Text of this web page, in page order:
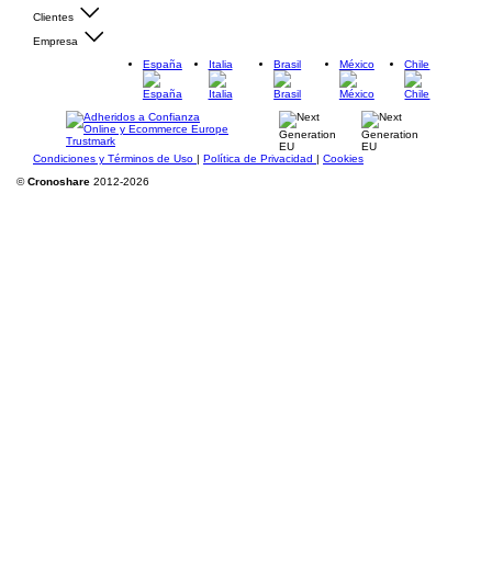
Clientes
Empresa
España
Italia Brasil México Chile
Condiciones y Términos de Uso | Política de Privacidad | Cookies
©Cronoshare 2012-2026